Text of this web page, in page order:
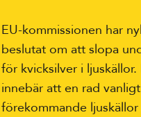
EU-kommissionen har
beslutat om att slopa
för kvicksilver i ljuskällor.
innebär att en rad vanligt
förekommande